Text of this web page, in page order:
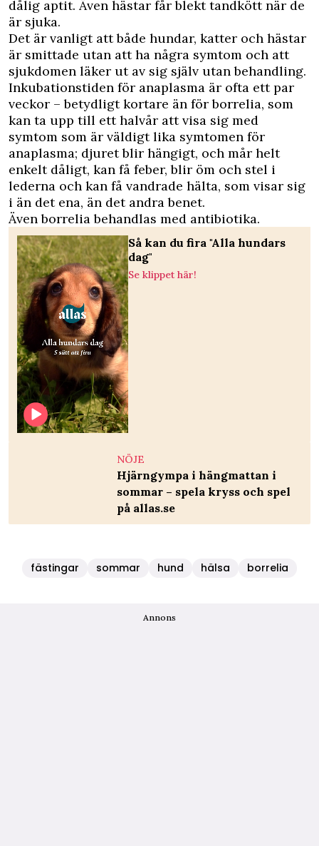
dålig aptit. Även hästar får blekt tandkött när de
är sjuka.
Det är vanligt att både hundar, katter och hästar
är smittade utan att ha några symtom och att
sjukdomen läker ut av sig själv utan behandling.
Inkubationstiden för anaplasma är ofta ett par
veckor – betydligt kortare än för borrelia, som
kan ta upp till ett halvår att visa sig med
symtom som är väldigt lika symtomen för
anaplasma; djuret blir hängigt, och mår helt
enkelt dåligt, kan få feber, blir öm och stel i
lederna och kan få vandrade hälta, som visar sig
i än det ena, än det andra benet.
Även borrelia behandlas med antibiotika.
Så kan du fira "Alla hundars
dag"
Se klippet här!
NÖJE
Hjärngympa i hängmattan i
sommar – spela kryss och spel
på allas.se
fästingar sommar hund hälsa borrelia
Annons